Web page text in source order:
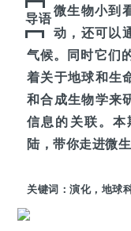
导语
微生物小到
动，还可以
气候。同时它们
着关于地球和生
和合成生物学来
信息的关联。
陆，带你走进微
关键词：演化，地球